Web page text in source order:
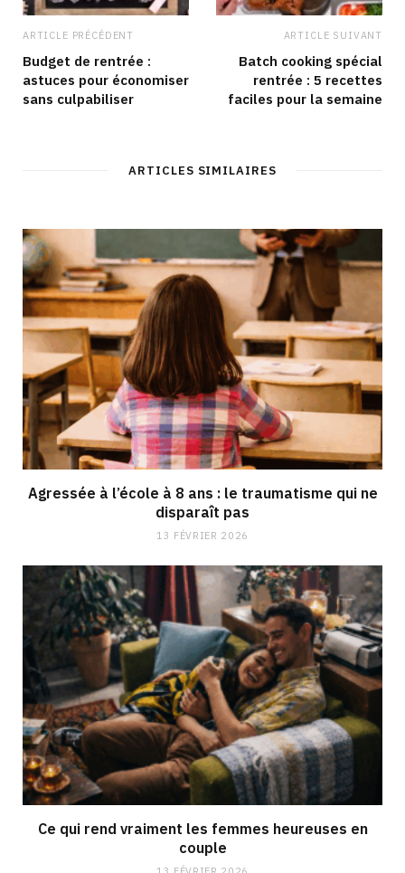
ARTICLE PRÉCÉDENT
Budget de rentrée :
astuces pour économiser
sans culpabiliser
ARTICLE SUIVANT
Batch cooking spécial
rentrée : 5 recettes
faciles pour la semaine
ARTICLES SIMILAIRES
Agressée à l’école à 8 ans : le traumatisme qui ne
disparaît pas
13 FÉVRIER 2026
Ce qui rend vraiment les femmes heureuses en
couple